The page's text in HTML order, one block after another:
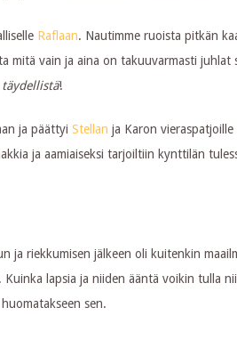
Raflaan. Nautimme ruoista pitkän
mitä vain ja aina on takuuvarmasti juhlat
täydellistä!
ja päättyiStellan ja Karon
ja aamiaiseksi tarjoiltiin kynttilän
ja riekkumisen jälkeen oli kuitenkin
lapsia ja niiden ääntä voikin tulla
sen.